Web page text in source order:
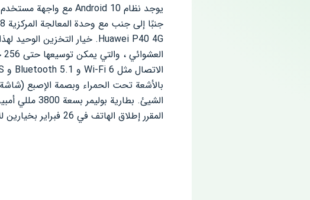
الاتصال مثل Wi-Fi 6 و Bluetooth 5.1 و GPS و USB Type-C ، وتشمل المستشعرات المستخدمة فيه مستشعر
بالأشعة تحت الحمراء وبصمة الإصبع
المقرر إطلاق الهاتف في 26 فبراير بخيارين للألوان ، الأزرق الداكن والفضي.